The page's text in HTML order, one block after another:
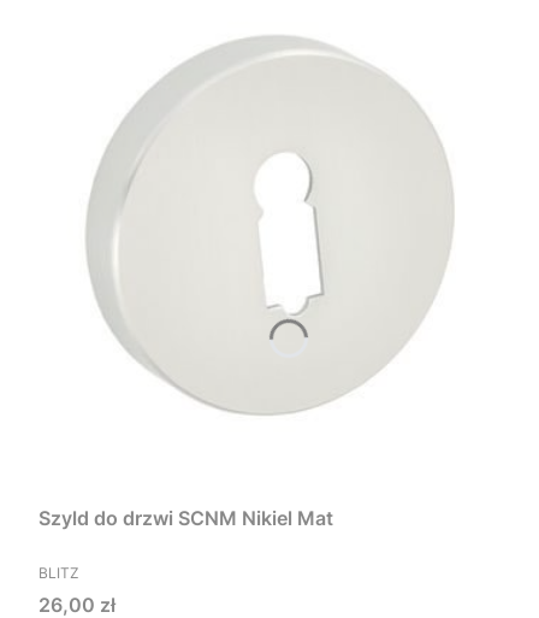
Szyld do drzwi SCNM Nikiel Mat
PRODUCENT
BLITZ
Cena
26,00 zł